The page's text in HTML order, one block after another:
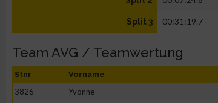
Split 3 00:31:19.7
Team AVG / Teamwertung
Stnr Vorname
3826 Yvonne